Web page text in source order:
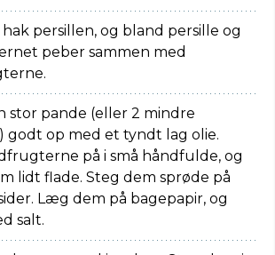
persillen, og bland persille og
peber sammen med
stor pande (eller 2 mindre
godt op med et tyndt lag olie.
på i små håndfulde, og
lidt flade. Steg dem sprøde på
Læg dem på bagepapir, og
salt.